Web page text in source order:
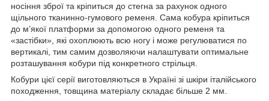
носіння зброї та кріпиться до стегна за рахунок одного
щільного тканинно-гумового ременя. Сама кобура кріпиться
до м’якої платформи за допомогою одного ременя та
«застібки», які охоплюють всю ногу і може регулюватися по
вертикалі, тим самим дозволяючи налаштувати оптимальне
розташування кобури під конкретного стрільця.
Кобури цієї серії виготовляються в Україні зі шкіри італійського
походження, товщина матеріалу складає більше 2 мм.